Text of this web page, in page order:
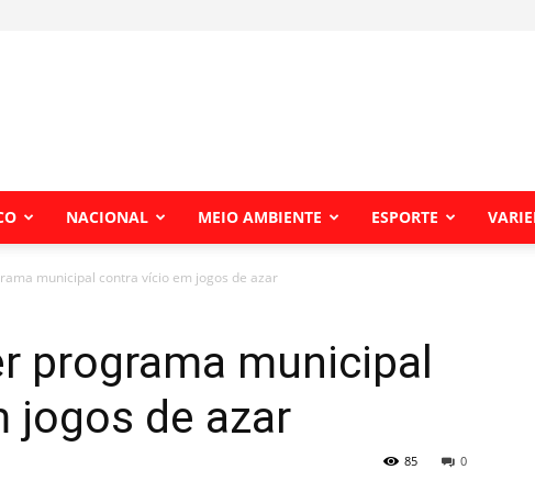
NACIONAL MEIO AMBIENTE ESPORTE
municipal contra vício em jogos de azar
programa municipal
jogos de azar
0
85